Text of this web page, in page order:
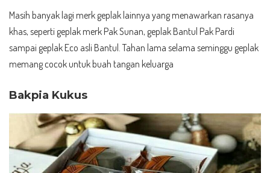
Masih banyak lagi merk geplak lainnya yang menawarkan rasanya
khas, seperti geplak merk Pak Sunan, geplak Bantul Pak Pardi
sampai geplak Eco asli Bantul. Tahan lama selama seminggu geplak
memang cocok untuk buah tangan keluarga
Bakpia Kukus